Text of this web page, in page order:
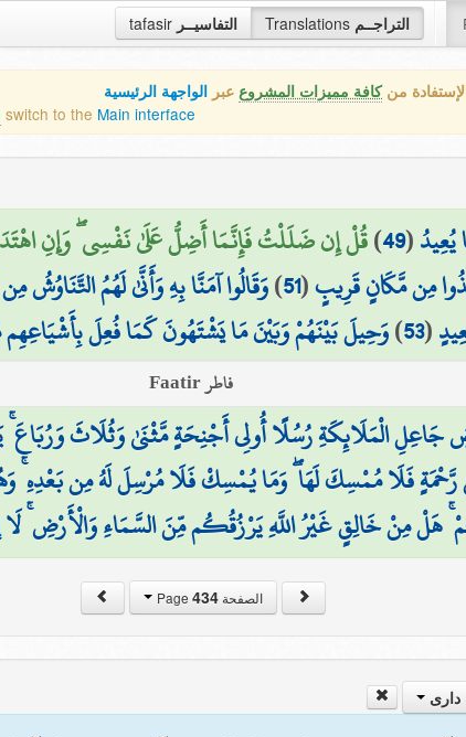
tafasir التفاسيــر Translations التراجــم
منكافة مميزات المشروع عبر الواجهة الرئيسية
switch to the Main interface
(
49
)قُلْ إِن ضَلَلْتُ فَإِنَّمَا أَضِلُّ عَلَىٰ نَفْسِي ۖ وَإِنِ
مِن مَّكَانٍ قَرِيبٍ(
51
)وَقَالُوا آمَنَّا بِهِ وَأَنَّىٰ لَهُمُ التَّنَاوُشُ
(
53
)وَحِيلَ بَيْنَهُمْ وَبَيْنَ مَا يَشْتَهُونَ كَمَا فُعِلَ
فاطر Faatir
جَاعِلِ الْمَلَائِكَةِ رُسُلًا أُولِي أَجْنِحَةٍ مَّثْنَىٰ وَثُلَاثَ وَرُبَاعَ
رَّحْمَةٍ فَلَا مُمْسِكَ لَهَا ۖ وَمَا يُمْسِكْ فَلَا مُرْسِلَ لَهُ مِن بَعْدِهِ
مِنْ خَالِقٍ غَيْرُ اللَّهِ يَرْزُقُكُم مِّنَ السَّمَاءِ وَالْأَرْضِ ۚ لَا
الصفحة Page434